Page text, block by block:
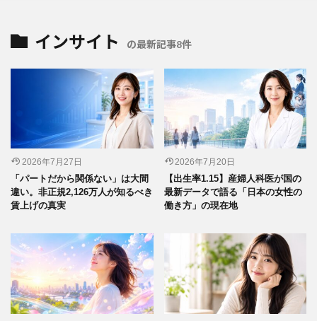
インサイト の最新記事8件
2026年7月27日
「パートだから関係ない」は大間
違い。非正規2,126万人が知るべき
賃上げの真実
2026年7月20日
【出生率1.15】産婦人科医が国の
最新データで語る「日本の女性の
働き方」の現在地